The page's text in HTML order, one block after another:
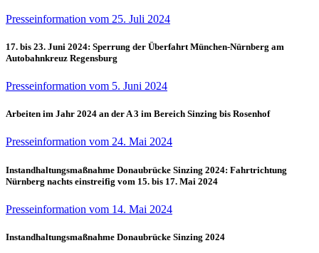
Presseinformation vom 25. Juli 2024
17. bis 23. Juni 2024: Sperrung der Überfahrt München-Nürnberg am
Autobahnkreuz Regensburg
Presseinformation vom 5. Juni 2024
Arbeiten im Jahr 2024 an der A 3 im Bereich Sinzing bis Rosenhof
Presseinformation vom 24. Mai 2024
Instandhaltungsmaßnahme Donaubrücke Sinzing 2024: Fahrtrichtung
Nürnberg nachts einstreifig vom 15. bis 17. Mai 2024
Presseinformation vom 14. Mai 2024
Instandhaltungsmaßnahme Donaubrücke Sinzing 2024